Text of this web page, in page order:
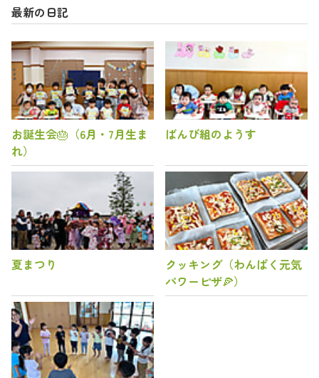
最新の日記
お誕生会🎂（6月・7月生ま
れ）
ばんび組のようす
夏まつり
クッキング（わんぱく元気
パワーピザ🍕）